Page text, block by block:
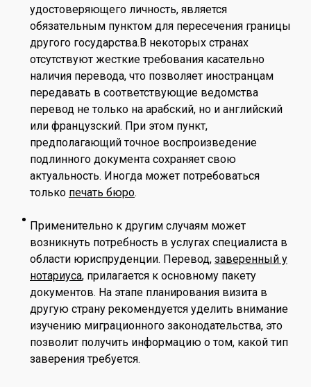
удостоверяющего личность, является
обязательным пунктом для пересечения границы
другого государства.В некоторых странах
отсутствуют жесткие требования касательно
наличия перевода, что позволяет иностранцам
передавать в соответствующие ведомства
перевод не только на арабский, но и английский
или французский. При этом пункт,
предполагающий точное воспроизведение
подлинного документа сохраняет свою
актуальность. Иногда может потребоваться
только печать бюро.
Применительно к другим случаям может
возникнуть потребность в услугах специалиста в
области юриспруденции. Перевод, заверенный у
нотариуса, прилагается к основному пакету
документов. На этапе планирования визита в
другую страну рекомендуется уделить внимание
изучению миграционного законодательства, это
позволит получить информацию о том, какой тип
заверения требуется.